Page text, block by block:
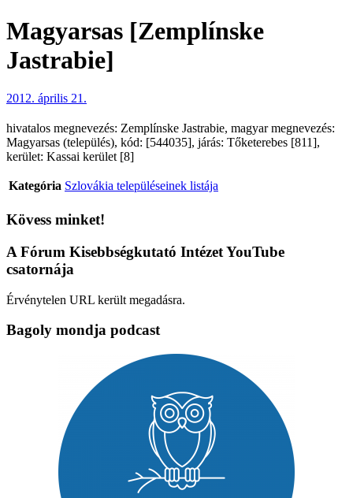
Magyarsas [Zemplínske
Jastrabie]
2012. április 21.
hivatalos megnevezés: Zemplínske Jastrabie, magyar megnevezés:
Magyarsas (település), kód: [544035], járás: Tőketerebes [811],
kerület: Kassai kerület [8]
Kategória Szlovákia településeinek listája
Kövess minket!
A Fórum Kisebbségkutató Intézet YouTube
csatornája
Érvénytelen URL került megadásra.
Bagoly mondja podcast